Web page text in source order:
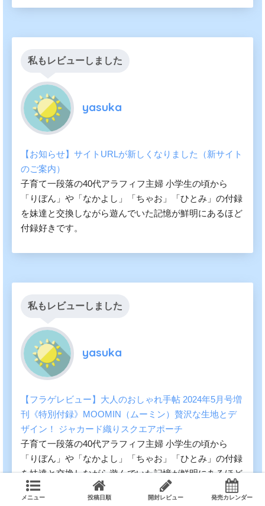
私もレビューしました
yasuka
【お知らせ】サイトURLが新しくなりました（新サイト
のご案内）
子育て一段落の40代アラフィフ主婦 小学生の頃から
「りぼん」や「なかよし」「ちゃお」「ひとみ」の付録
を妹達と交換しながら遊んでいた記憶が鮮明にあるほど
付録好きです。
私もレビューしました
yasuka
【フラゲレビュー】大人のおしゃれ手帖 2024年5月号増
刊《特別付録》MOOMIN（ムーミン）贅沢な生地とデ
ザイン！ ジャカード織りスクエアポーチ
子育て一段落の40代アラフィフ主婦 小学生の頃から
「りぼん」や「なかよし」「ちゃお」「ひとみ」の付録
を妹達と交換しながら遊んでいた記憶が鮮明にあるほど
付録好きです。
メニュー 投稿日順 開封レビュー 発売カレンダー